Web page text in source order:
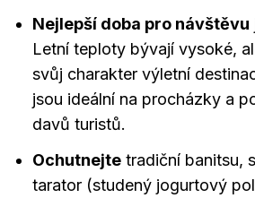
Nejlepší doba pro návštěvu
Letní teploty bývají vysoké,
svůj charakter výletní
jsou ideální na procházky a
davů turistů.
Ochutnejte tradiční banitsu,
tarator (studený jogurtový